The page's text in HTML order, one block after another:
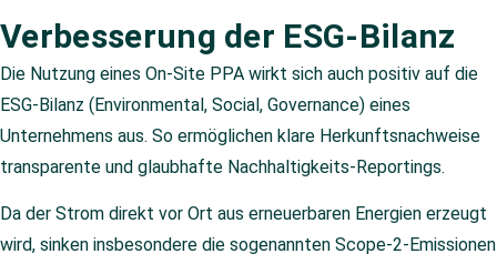
Verbesserung der ESG-Bilanz
Die Nutzung eines On-Site PPA wirkt sich auch positiv auf die
ESG-Bilanz (Environmental, Social, Governance) eines
Unternehmens aus. So ermöglichen klare Herkunftsnachweise
transparente und glaubhafte Nachhaltigkeits-Reportings.
Da der Strom direkt vor Ort aus erneuerbaren Energien erzeugt
wird, sinken insbesondere die sogenannten Scope-2-Emissionen